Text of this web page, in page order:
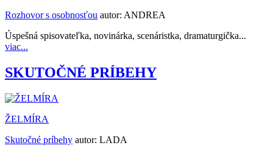
Rozhovor s osobnosťou autor: ANDREA
Úspešná spisovateľka, novinárka, scenáristka, dramaturgička...
viac...
SKUTOČNÉ PRÍBEHY
ŽELMÍRA
Skutočné príbehy autor: LADA